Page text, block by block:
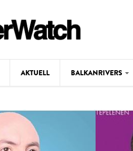
AKTUELL BALKANRIVERS